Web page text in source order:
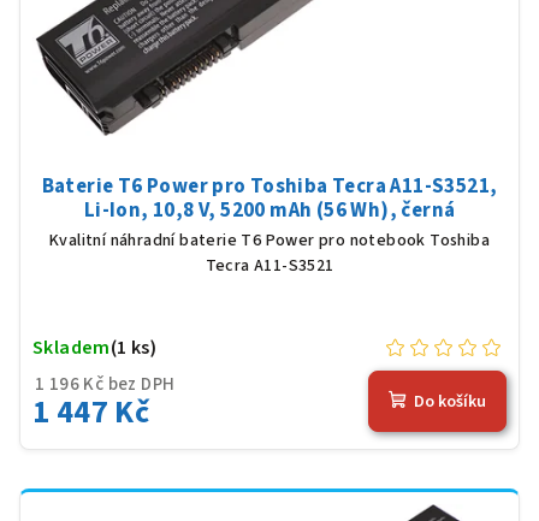
Baterie T6 Power pro Toshiba Tecra A11-S3521,
Li-Ion, 10,8 V, 5200 mAh (56 Wh), černá
Kvalitní náhradní baterie T6 Power pro notebook Toshiba
Tecra A11-S3521
1 196 Kč bez DPH
1 447 Kč
Skladem(1 ks)
Do košíku